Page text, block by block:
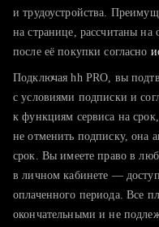
тратите много
хотите сравнить
и трудоустройства.
на странице, рассчитаны
после её покупки согласно
Подключая hh PRO, вы
с условиями подписки и
к функциям сервиса на
не отменить подписку, она
срок. Вы имеете право в
в личном кабинете —
оплаченного периода. Все
окончательными и не